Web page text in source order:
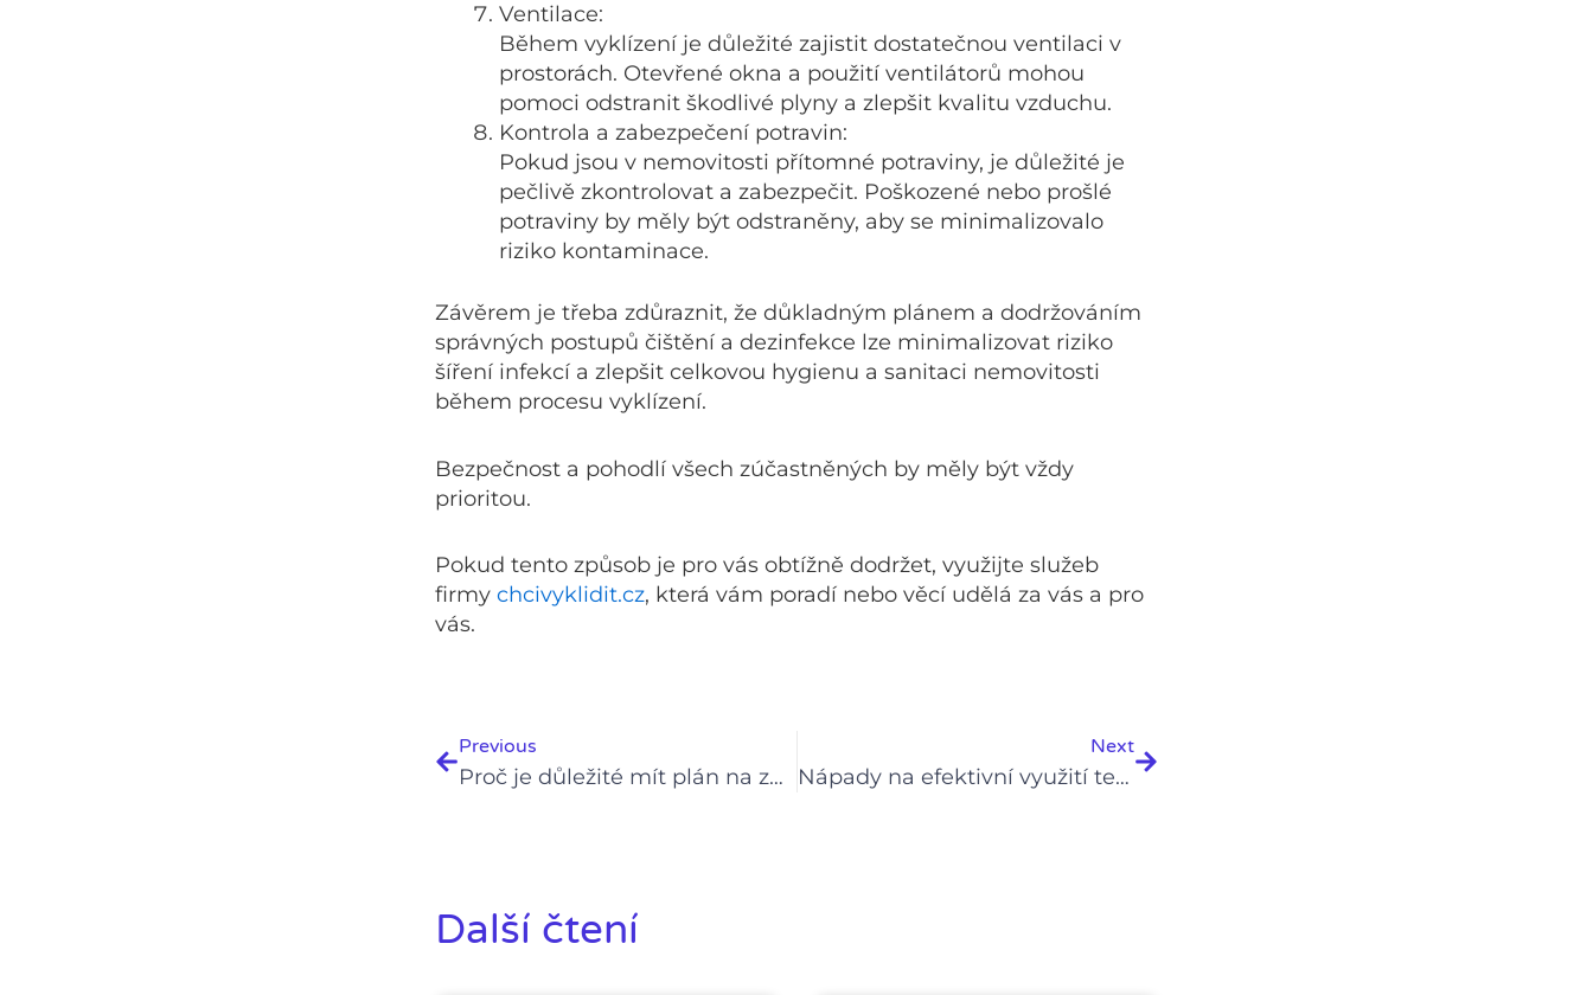
Ventilace:
Během vyklízení je důležité zajistit dostatečnou ventilaci v
prostorách. Otevřené okna a použití ventilátorů mohou
pomoci odstranit škodlivé plyny a zlepšit kvalitu vzduchu.
Kontrola a zabezpečení potravin:
Pokud jsou v nemovitosti přítomné potraviny, je důležité je
pečlivě zkontrolovat a zabezpečit. Poškozené nebo prošlé
potraviny by měly být odstraněny, aby se minimalizovalo
riziko kontaminace.
Závěrem je třeba zdůraznit, že důkladným plánem a dodržováním
správných postupů čištění a dezinfekce lze minimalizovat riziko
šíření infekcí a zlepšit celkovou hygienu a sanitaci nemovitosti
během procesu vyklízení.
Bezpečnost a pohodlí všech zúčastněných by měly být vždy
prioritou.
Pokud tento způsob je pro vás obtížně dodržet, využijte služeb
firmy chcivyklidit.cz, která vám poradí nebo věcí udělá za vás a pro
vás.
Previous
Proč je důležité mít plán na zachování bezpečnosti a ochrany majetku během vyklízení
Next
Nápady na efektivní využití technologií a nástrojů během vyklízení
Další čtení